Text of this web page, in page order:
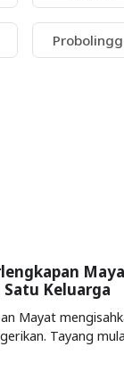
Keluarga
Mayat
Tayang